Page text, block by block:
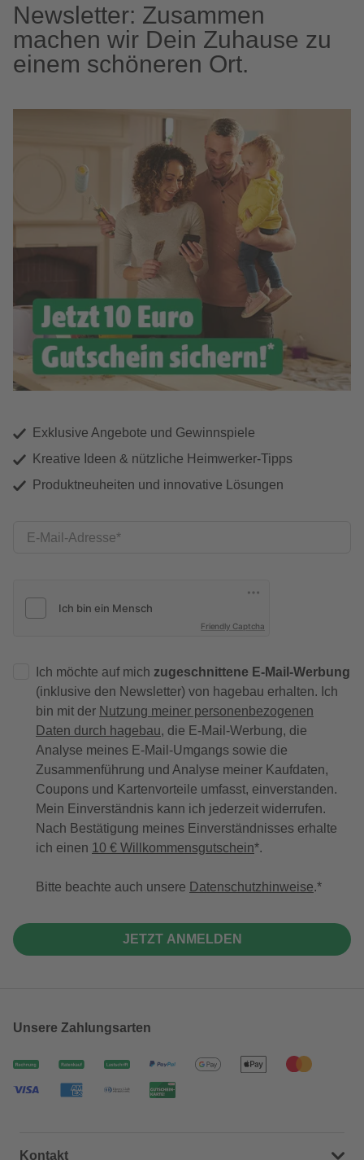
Newsletter: Zusammen
machen wir Dein Zuhause zu
einem schöneren Ort.
Exklusive Angebote und Gewinnspiele
Kreative Ideen & nützliche Heimwerker-Tipps
Produktneuheiten und innovative Lösungen
E-Mail-Adresse
Friendly Captcha
Ich möchte auf mich zugeschnittene E-Mail-Werbung
(inklusive den Newsletter) von hagebau erhalten. Ich
bin mit der Nutzung meiner personenbezogenen
Daten durch hagebau, die E-Mail-Werbung, die
Analyse meines E-Mail-Umgangs sowie die
Zusammenführung und Analyse meiner Kaufdaten,
Coupons und Kartenvorteile umfasst, einverstanden.
Mein Einverständnis kann ich jederzeit widerrufen.
Nach Bestätigung meines Einverständnisses erhalte
ich einen 10 € Willkommensgutschein*.
Bitte beachte auch unsere Datenschutzhinweise.
JETZT ANMELDEN
Unsere Zahlungsarten
Kontakt